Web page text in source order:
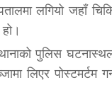
लगियो जहाँ
पुलिस
लिएर पोस्टमर्टम